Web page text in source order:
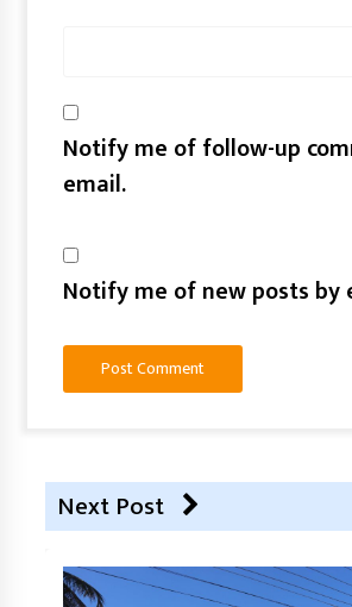
Notify me of follow-up
email.
Notify me of new posts by
Next Post